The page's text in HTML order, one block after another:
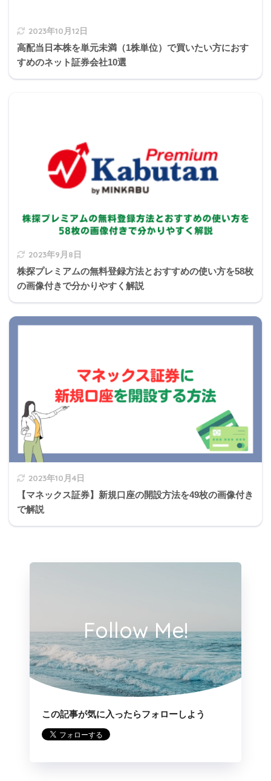
(定期)
終身保険Ｃ
終身保険Ｃは800万円の災害割増特約付き
終身保険Ｄは被保険者が倫子さん
6,100万円
5,320万円
2023年10月12日
高配当日本株を単元未満（1株単位）で買いたい方におす
すめのネット証券会社10選
2023年9月8日
株探プレミアムの無料登録方法とおすすめの使い方を58枚
の画像付きで分かりやすく解説
2023年10月4日
【マネックス証券】新規口座の開設方法を49枚の画像付き
で解説
Follow Me!
この記事が気に入ったらフォローしよう